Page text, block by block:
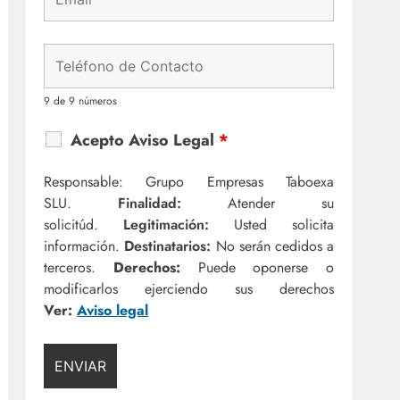
9 de 9 números
Acepto Aviso Legal *
Responsable: Grupo Empresas Taboexa
SLU. Finalidad:Atender su
solicitúd. Legitimación: Usted solicita
información. Destinatarios: No serán cedidos a
terceros. Derechos: Puede oponerse o
modificarlos ejerciendo sus derechos
Ver:Aviso legal